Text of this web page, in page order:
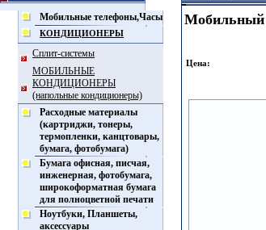
Мобильные телефоны,Часы
КОНДИЦИОНЕРЫ
Сплит-системы
МОБИЛЬНЫЕ
КОНДИЦИОНЕРЫ
(напольные кондиционеры)
Расходные материалы
(картриджи, тонеры,
термопленки, канцтовары,
бумага, фотобумага)
Бумага офисная, писчая,
инженерная, фотобумага,
широкоформатная бумага
для полноцветной печати
Ноутбуки, Планшеты,
аксессуары
Мобильный
Цена: